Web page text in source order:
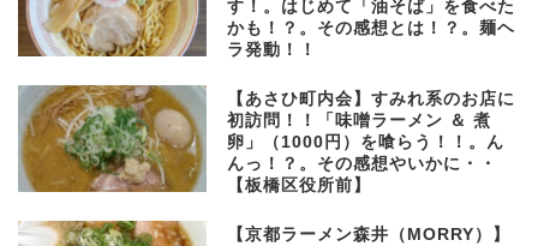
す！。はじめて「油そば」を食べた
かも！？。その感想とは！？。麺ヘ
ラ発動！！
【あさひ町内会】すみれ系のお店に
初訪問！！「味噌ラーメン ＆ 煮
卵」（1000円）を喰らう！！。ん
んっ！？。その感想やいかに・・
【板橋区役所前】
【京都ラーメン森井（MORRY）】